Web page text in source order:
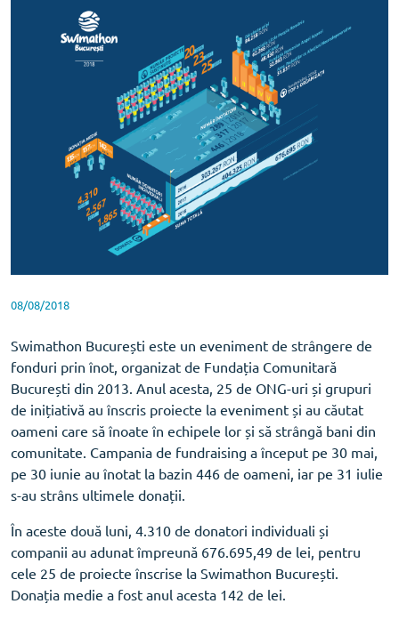
08/08/2018
Swimathon București este un eveniment de strângere de
fonduri prin înot, organizat de Fundația Comunitară
București din 2013. Anul acesta, 25 de ONG-uri și grupuri
de inițiativă au înscris proiecte la eveniment și au căutat
oameni care să înoate în echipele lor și să strângă bani din
comunitate. Campania de fundraising a început pe 30 mai,
pe 30 iunie au înotat la bazin 446 de oameni, iar pe 31 iulie
s-au strâns ultimele donații.
În aceste două luni, 4.310 de donatori individuali și
companii au adunat împreună 676.695,49 de lei, pentru
cele 25 de proiecte înscrise la Swimathon București.
Donația medie a fost anul acesta 142 de lei.